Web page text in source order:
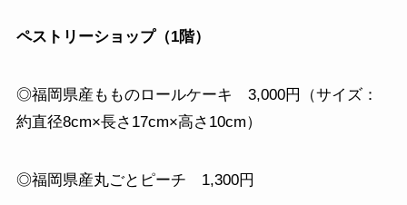
ペストリーショップ（1階）
◎福岡県産もものロールケーキ 3,000円（サイズ：
約直径8cm×長さ17cm×高さ10cm）
◎福岡県産丸ごとピーチ 1,300円